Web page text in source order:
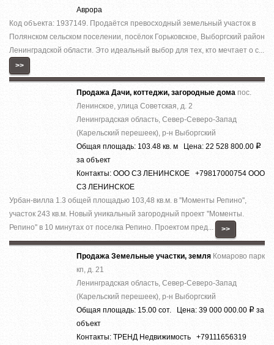
Аврора
Код объекта: 1937149. Продаётся превосходный земельный участок в
Полянском сельском поселении, посёлок Горьковское, Выборгский район
Ленинградской области. Это идеальный выбор для тех, кто мечтает о с...
>>
Продажа Дачи, коттеджи, загородные дома пос.
Ленинское, улица Советская, д. 2
Ленинградская область, Север-Северо-Запад
(Карельский перешеек), р-н Выборгский
Общая площадь: 103.48 кв. м Цена: 22 528 800.00 Р
за объект
Контакты: ООО СЗ ЛЕНИНСКОЕ +79817000754 ООО
СЗ ЛЕНИНСКОЕ
Урбан-вилла 1.3 общей площадью 103,48 кв.м. в ''Моменты Репино'',
участок 243 кв.м. Новый уникальный загородный проект ''Моменты.
Репино'' в 10 минутах от поселка Репино. Проектом пред...
>>
Продажа Земельные участки, земля Комарово парк
кп, д. 21
Ленинградская область, Север-Северо-Запад
(Карельский перешеек), р-н Выборгский
Общая площадь: 15.00 сот. Цена: 39 000 000.00 Р за
объект
Контакты: ТРЕНД Недвижимость +79111656319